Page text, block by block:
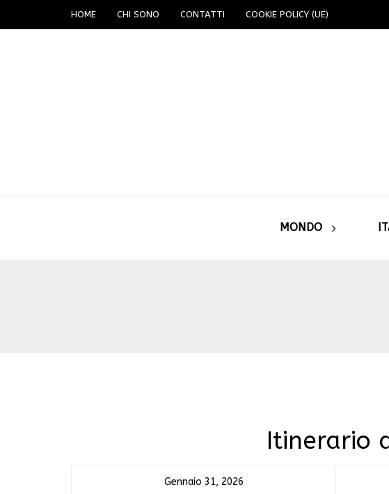
HOME CHI SONO CONTATTI COOKIE POLICY (UE)
MONDO
Itinerario
Gennaio 31, 2026